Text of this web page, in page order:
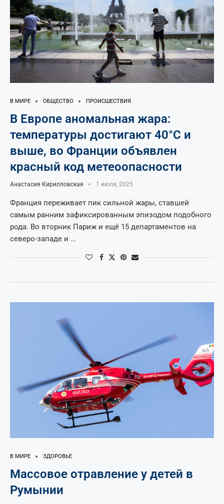
В МИРЕ ОБЩЕСТВО ПРОИСШЕСТВИЯ
В Европе аномальная жара:
температуры достигают 40°C и
выше, во Франции объявлен
красный код метеоопасности
Анастасия Кирилловская 1 июля, 2025
Франция переживает пик сильной жары, ставшей
самым ранним зафиксированным эпизодом подобного
рода. Во вторник Париж и ещё 15 департаментов на
северо-западе и …
В МИРЕ ЗДОРОВЬЕ
Массовое отравление у детей в
Румынии